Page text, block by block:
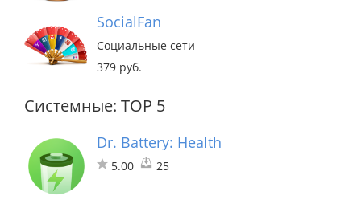
SocialFan
Социальные сети
379 руб.
Системные: TOP 5
Dr. Battery: Health Monitor
5.00 25